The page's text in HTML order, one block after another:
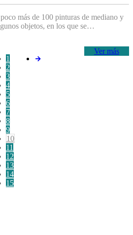
más de 100 pinturas de mediano y
objetos, en los que se…
Ver más
1
2
3
4
5
6
7
8
9
10
11
12
13
14
15